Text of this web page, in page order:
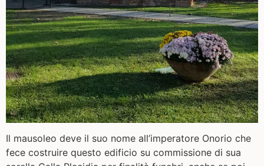
Il mausoleo deve il suo nome all’imperatore Onorio che
fece costruire questo edificio su commissione di sua